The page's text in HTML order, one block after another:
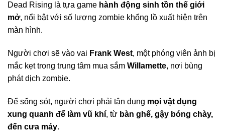
Dead Rising là tựa game hành động sinh tồn thế giới
mở, nổi bật với số lượng zombie khổng lồ xuất hiện trên
màn hình.
Người chơi sẽ vào vai Frank West, một phóng viên ảnh bị
mắc kẹt trong trung tâm mua sắm Willamette, nơi bùng
phát dịch zombie.
Để sống sót, người chơi phải tận dụng mọi vật dụng
xung quanh để làm vũ khí, từ bàn ghế, gậy bóng chày,
đến cưa máy.